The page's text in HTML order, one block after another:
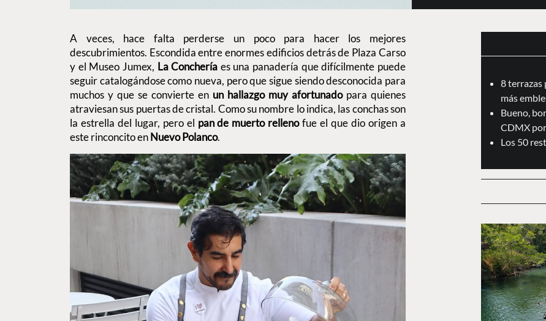
A veces, hace falta perderse un poco para hacer los mejores
descubrimientos. Escondida entre enormes edificios detrás de Plaza Carso
y el Museo Jumex, La Conchería es una panadería que difícilmente puede
seguir catalogándose como nueva, pero que sigue siendo desconocida para
muchos y que se convierte en un hallazgo muy afortunadopara quienes
atraviesan sus puertas de cristal. Como su nombre lo indica, las conchas son
la estrella del lugar, pero el pan de muerto rellenofue el que dio origen a
este rinconcito enNuevo Polanco.
8 terrazas
más
Bueno,
CDMX
Los 50